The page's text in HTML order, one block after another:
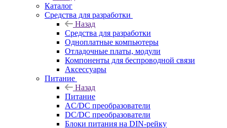
Каталог
Средства для разработки
Назад
Средства для разработки
Одноплатные компьютеры
Отладочные платы, модули
Компоненты для беспроводной связи
Аксессуары
Питание
Назад
Питание
AC/DC преобразователи
DC/DC преобразователи
Блоки питания на DIN-рейку